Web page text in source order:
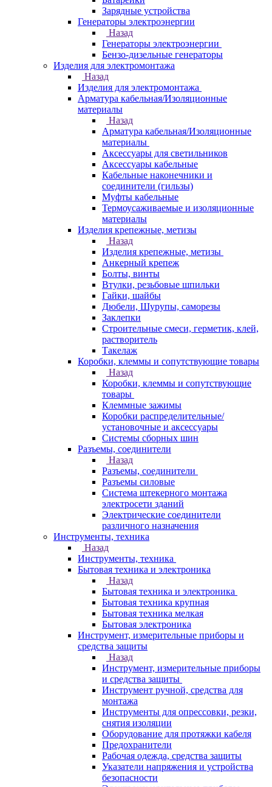
Зарядные устройства
Генераторы электроэнергии
Назад
Генераторы электроэнергии
Бензо-дизельные генераторы
Изделия для электромонтажа
Назад
Изделия для электромонтажа
Арматура кабельная/Изоляционные
материалы
Назад
Арматура кабельная/Изоляционные
материалы
Аксессуары для светильников
Аксессуары кабельные
Кабельные наконечники и
соединители (гильзы)
Муфты кабельные
Термоусаживаемые и изоляционные
материалы
Изделия крепежные, метизы
Назад
Изделия крепежные, метизы
Анкерный крепеж
Болты, винты
Втулки, резьбовые шпильки
Гайки, шайбы
Дюбели, Шурупы, саморезы
Заклепки
Строительные смеси, герметик, клей,
растворитель
Такелаж
Коробки, клеммы и сопутствующие товары
Назад
Коробки, клеммы и сопутствующие
товары
Клеммные зажимы
Коробки распределительные/
установочные и аксессуары
Системы сборных шин
Разъемы, соединители
Назад
Разъемы, соединители
Разъемы силовые
Система штекерного монтажа
электросети зданий
Электрические соединители
различного назначения
Инструменты, техника
Назад
Инструменты, техника
Бытовая техника и электроника
Назад
Бытовая техника и электроника
Бытовая техника крупная
Бытовая техника мелкая
Бытовая электроника
Инструмент, измерительные приборы и
средства защиты
Назад
Инструмент, измерительные приборы
и средства защиты
Инструмент ручной, средства для
монтажа
Инструменты для опрессовки, резки,
снятия изоляции
Оборудование для протяжки кабеля
Предохранители
Рабочая одежда, средства защиты
Указатели напряжения и устройства
безопасности